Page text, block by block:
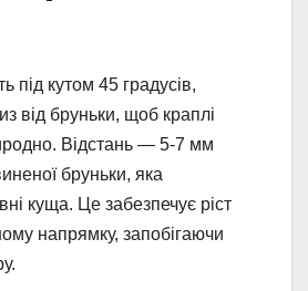
під кутом 45 градусів,
від бруньки, щоб краплі
Відстань — 5-7 мм
бруньки, яка
куща. Це забезпечує ріст
напрямку, запобігаючи